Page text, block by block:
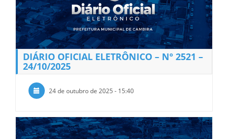
DIÁRIO OFICIAL ELETRÔNICO – Nº 2521 –
24/10/2025
24 de outubro de 2025 - 15:40